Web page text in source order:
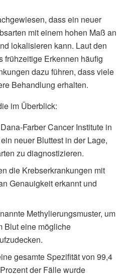
dass ein neuer
mit einem hohen Maß an
lokalisieren kann. Laut den
frühzeitige Erkennen häufig
dazu führen, dass viele
Behandlung erhalten.
im Überblick:
Farber Cancer Institute in
neuer Bluttest in der Lage,
zu diagnostizieren.
die Krebserkrankungen mit
Genauigkeit erkannt und
Methylierungsmuster, um
Blut eine mögliche
gesamte Spezifität von 99,4
der Fälle wurde